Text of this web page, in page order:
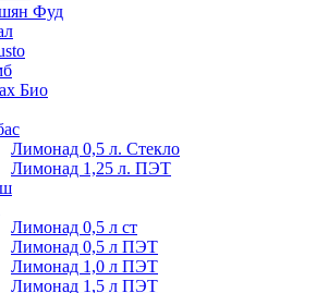
Фуд
Био
Лимонад 0,5 л. Стекло
Лимонад 1,25 л. ПЭТ
Лимонад 0,5 л ст
Лимонад 0,5 л ПЭТ
Лимонад 1,0 л ПЭТ
Лимонад 1,5 л ПЭТ